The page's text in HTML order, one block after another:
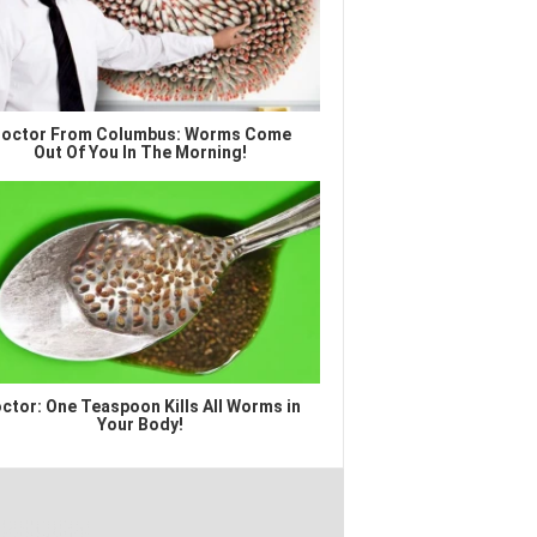
From Columbus: Worms Come
Out Of You In The Morning!
One Teaspoon Kills All Worms in
Your Body!